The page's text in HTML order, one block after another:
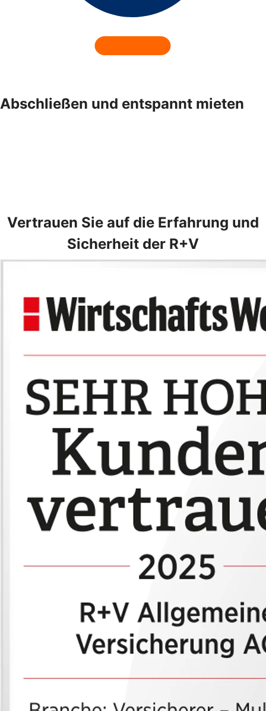
Abschließen und entspannt mieten
Vertrauen Sie auf die Erfahrung und
Sicherheit der R+V